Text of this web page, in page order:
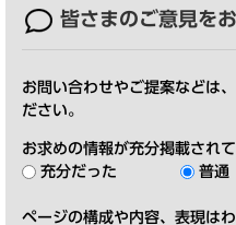
皆さまのご意見を
お問い合わせやご提案などは
ださい。
お求めの情報が充分掲載され
充分だった
普通
ページの構成や内容、表現は